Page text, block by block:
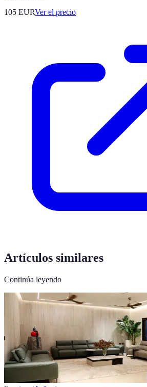
105 EURVer el precio
Artículos similares
Continúa leyendo